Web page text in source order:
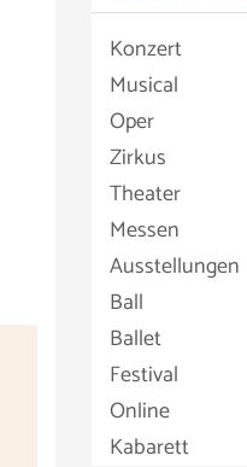
Konzert
Musical
Oper
Zirkus
Theater
Messen
Ausstellungen
Ball
Ballet
Festival
Online
Kabarett